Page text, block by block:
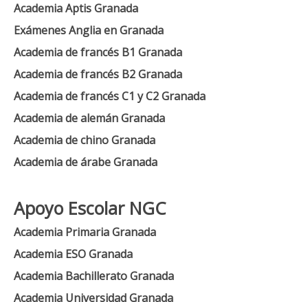
Academia Aptis Granada
Exámenes Anglia en Granada
Academia de francés B1 Granada
Academia de francés B2 Granada
Academia de francés C1 y C2 Granada
Academia de alemán Granada
Academia de chino Granada
Academia de árabe Granada
Apoyo Escolar NGC
Academia Primaria Granada
Academia ESO Granada
Academia Bachillerato Granada
Academia Universidad Granada